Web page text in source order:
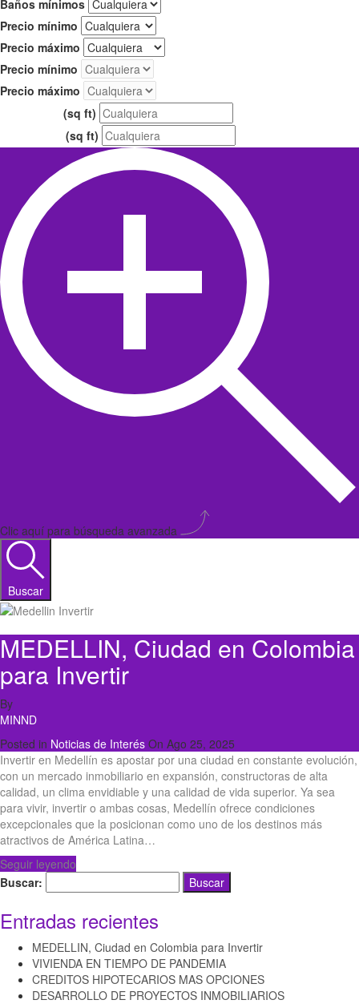
Baños mínimos
Precio mínimo
Precio máximo
Precio mínimo
Precio máximo
(sq ft)
(sq ft)
Clic aquí para búsqueda avanzada
Buscar
MEDELLIN, Ciudad en Colombia
para Invertir
By
MINND
Posted in Noticias de Interés On Ago 25, 2025
Invertir en Medellín es apostar por una ciudad en constante evolución,
con un mercado inmobiliario en expansión, constructoras de alta
calidad, un clima envidiable y una calidad de vida superior. Ya sea
para vivir, invertir o ambas cosas, Medellín ofrece condiciones
excepcionales que la posicionan como uno de los destinos más
atractivos de América Latina…
Seguir leyendo
Buscar:
Entradas recientes
MEDELLIN, Ciudad en Colombia para Invertir
VIVIENDA EN TIEMPO DE PANDEMIA
CREDITOS HIPOTECARIOS MAS OPCIONES
DESARROLLO DE PROYECTOS INMOBILIARIOS